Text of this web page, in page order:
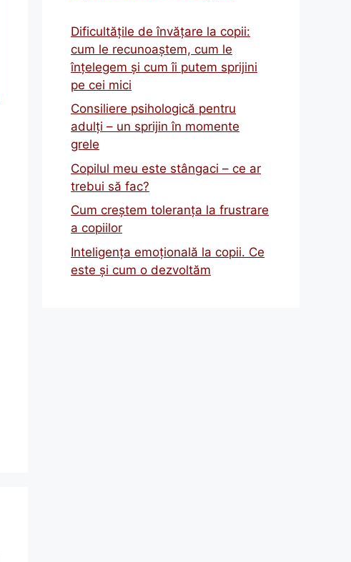
Dificultățile de învățare la copii:
cum le recunoaștem, cum le
înțelegem și cum îi putem sprijini
pe cei mici
Consiliere psihologică pentru
adulți – un sprijin în momente
grele
Copilul meu este stângaci – ce ar
trebui să fac?
Cum creștem toleranța la frustrare
a copiilor
Inteligența emoțională la copii. Ce
este și cum o dezvoltăm